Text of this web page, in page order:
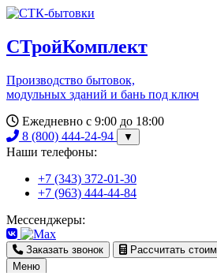
СТройКомплект
Производство бытовок,
модульных зданий и бань под ключ
Ежедневно с 9:00 до 18:00
8 (800) 444-24-94
▼
Наши телефоны:
+7 (343) 372-01-30
+7 (963) 444-44-84
Мессенджеры:
Заказать звонок
Рассчитать
Меню